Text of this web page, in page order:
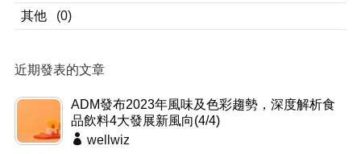
其他
(0)
近期發表的文章
ADM發布2023年風味及色彩趨勢，深度解析食
品飲料4大發展新風向(4/4)
wellwiz